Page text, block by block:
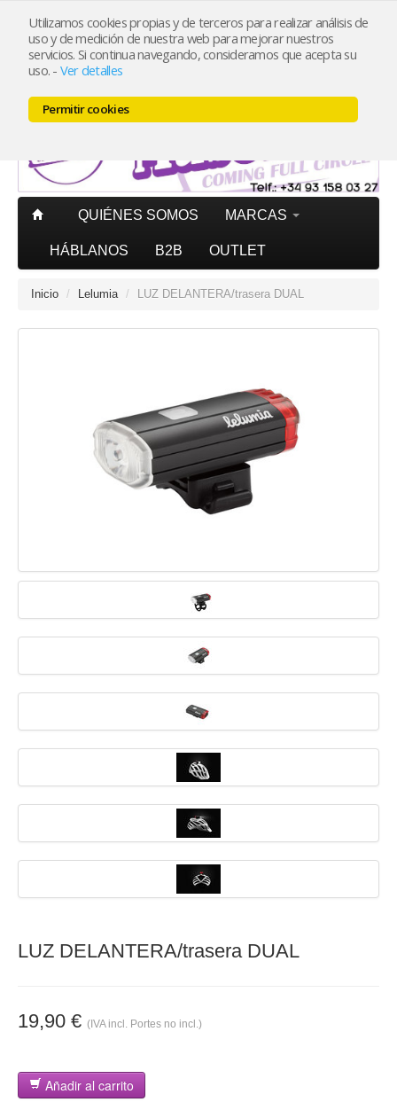
Utilizamos cookies propias y de terceros para realizar análisis de
uso y de medición de nuestra web para mejorar nuestros
servicios. Si continua navegando, consideramos que acepta su
uso. - Ver detalles
Permitir cookies
Mi cuenta
PORTES PAGADOSpenínsula pedidos superiores
20€ (IVA incl.)
QUIÉNES SOMOS MARCAS
HÁBLANOS B2B OUTLET
Inicio / Lelumia / LUZ DELANTERA/trasera DUAL
LUZ DELANTERA/trasera DUAL
19,90 € (IVA incl. Portes no incl.)
Añadir al carrito